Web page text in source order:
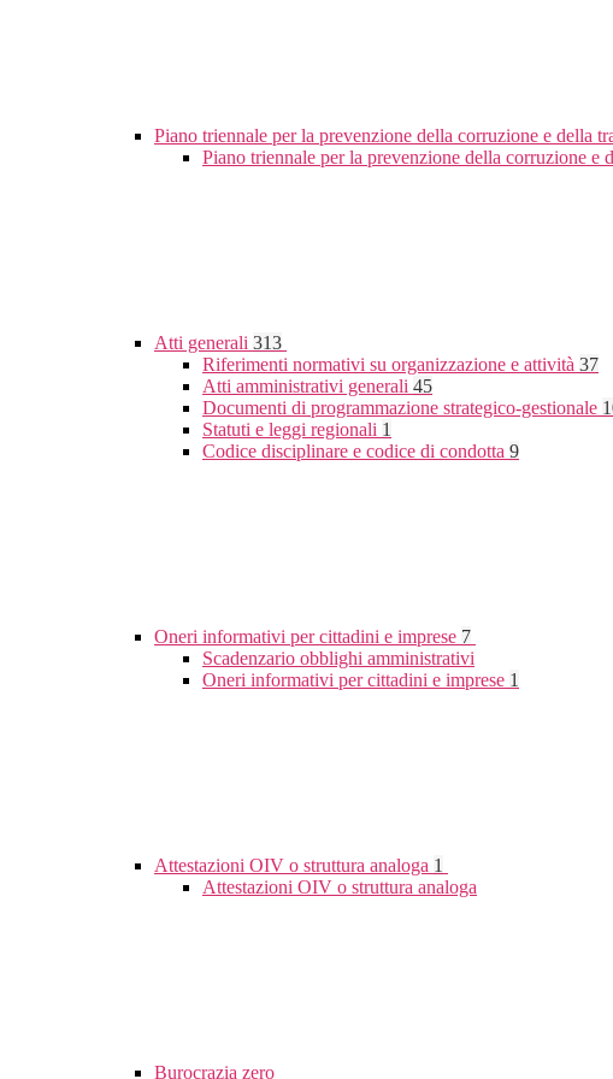
Piano triennale per la prevenzione della corruzione e della
Piano triennale per la prevenzione della corruzione e
Atti generali 313
Riferimenti normativi su organizzazione e attività 37
Atti amministrativi generali 45
Documenti di programmazione strategico-gestionale
Statuti e leggi regionali 1
Codice disciplinare e codice di condotta 9
Oneri informativi per cittadini e imprese 7
Scadenzario obblighi amministrativi
Oneri informativi per cittadini e imprese 1
Attestazioni OIV o struttura analoga 1
Attestazioni OIV o struttura analoga
Burocrazia zero